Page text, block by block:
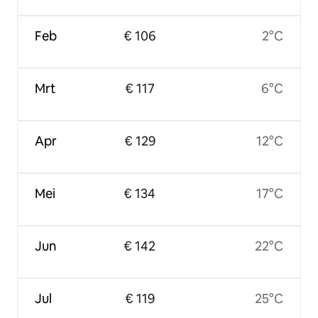
Feb
Mrt
Apr
Mei
Jun
Jul
€ 106
€ 117
€ 129
€ 134
€ 142
€ 119
2°C
6°C
12°C
17°C
22°C
25°C